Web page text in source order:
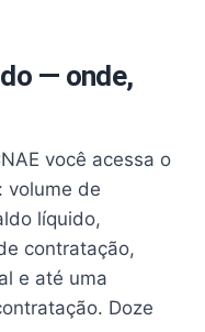
— onde,
você acessa o
volume de
líquido,
contratação,
e até uma
Doze